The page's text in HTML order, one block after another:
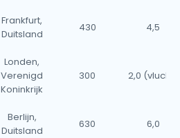
Frankfurt,
Duitsland
430 4,5
Londen,
Verenigd
Koninkrijk
300 2,0 (vlucht)
Berlijn,
Duitsland
630 6,0